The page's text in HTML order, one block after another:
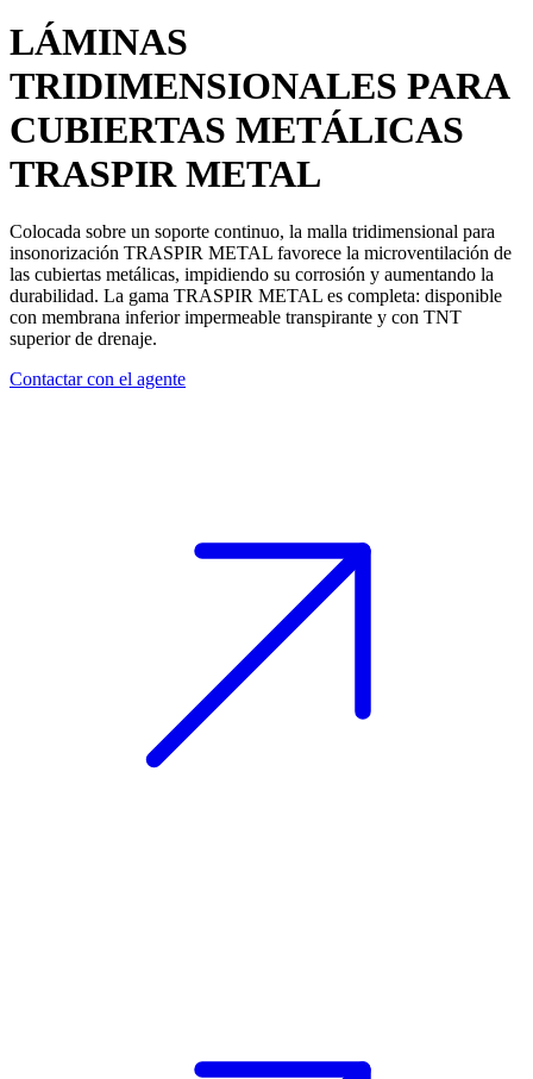
LÁMINAS
TRIDIMENSIONALES PARA
CUBIERTAS METÁLICAS
TRASPIR METAL
Colocada sobre un soporte continuo, la malla tridimensional para
insonorización TRASPIR METAL favorece la microventilación de
las cubiertas metálicas, impidiendo su corrosión y aumentando la
durabilidad. La gama TRASPIR METAL es completa: disponible
con membrana inferior impermeable transpirante y con TNT
superior de drenaje.
Contactar con el agente